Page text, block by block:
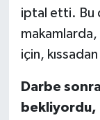
iptal etti. Bu
için,
Darbe